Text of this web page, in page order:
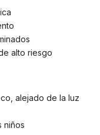
alto riesgo
alejado de la luz
niños